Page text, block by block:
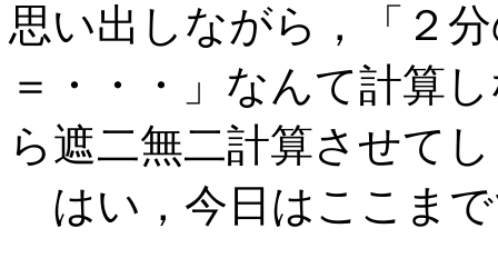
思い出しながら，「２
＝・・・」なんて計算
ら遮二無二計算させて
はい，今日はここま